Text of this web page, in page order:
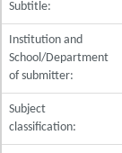
Subtitle:
Institution and
School/Department
of submitter:
Subject
classification: